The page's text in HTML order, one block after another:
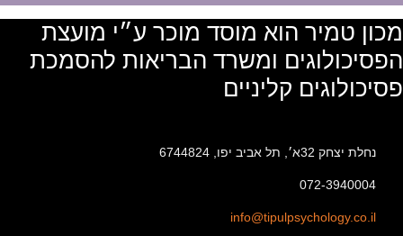
מכון טמיר הוא מוסד מוכר ע״י מועצת
הפסיכולוגים ומשרד הבריאות להסמכת
פסיכולוגים קליניים
נחלת יצחק 32א׳, תל אביב יפו, 6744824
072-3940004
info@tipulpsychology.co.il